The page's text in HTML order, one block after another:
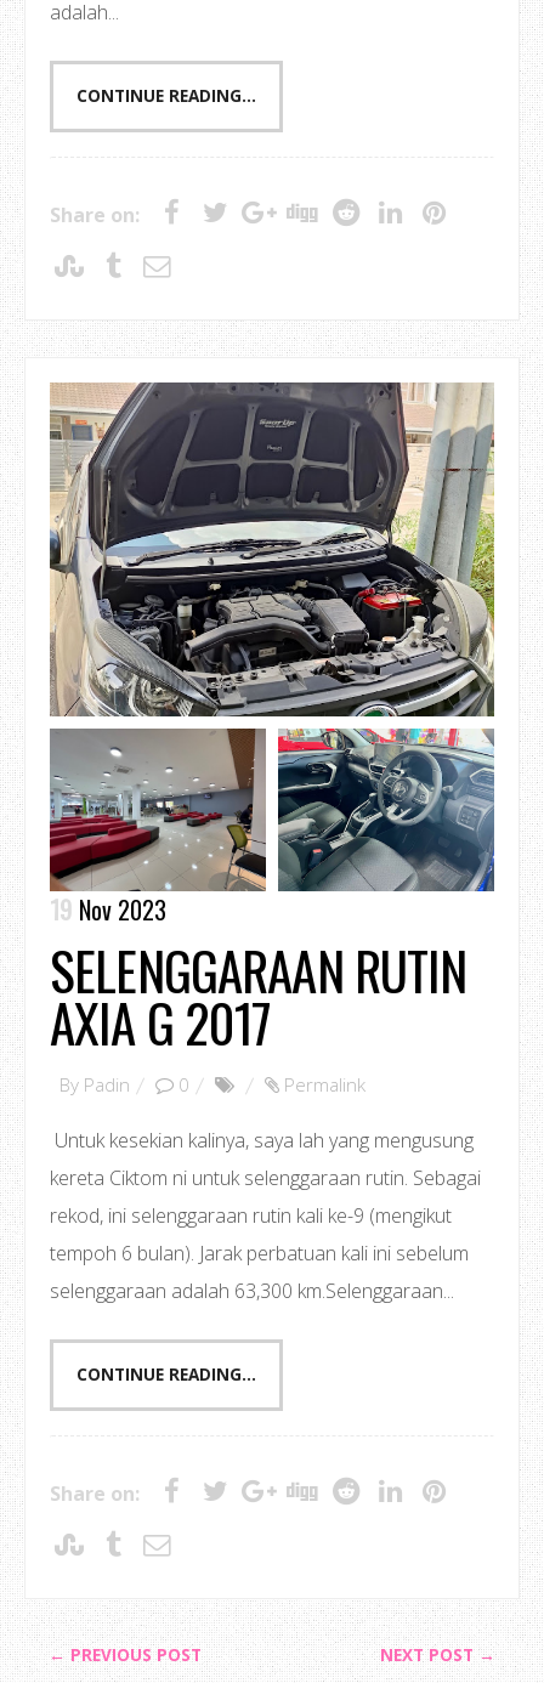
adalah...
CONTINUE READING...
Share on:
19 Nov 2023
SELENGGARAAN RUTIN
AXIA G 2017
By Padin 0 Permalink
Untuk kesekian kalinya, saya lah yang mengusung
kereta Ciktom ni untuk selenggaraan rutin. Sebagai
rekod, ini selenggaraan rutin kali ke-9 (mengikut
tempoh 6 bulan). Jarak perbatuan kali ini sebelum
selenggaraan adalah 63,300 km.Selenggaraan...
CONTINUE READING...
Share on:
← PREVIOUS POST NEXT POST →